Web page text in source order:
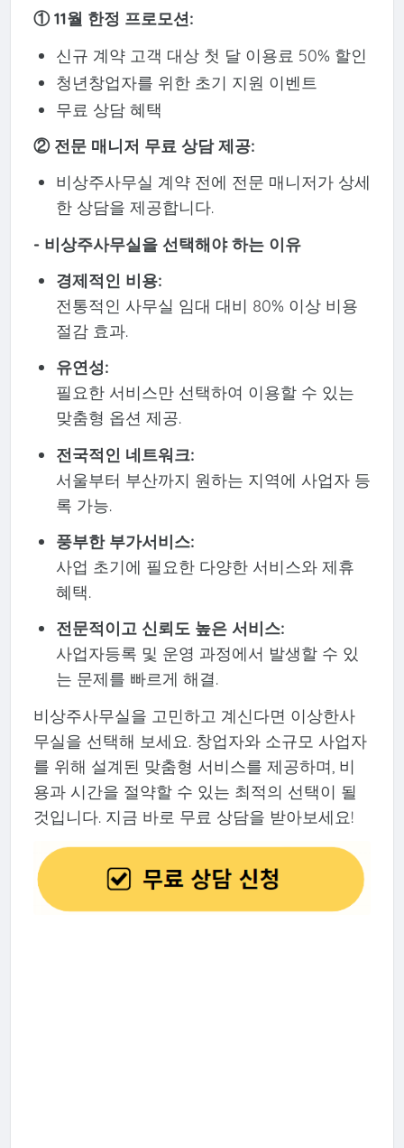
① 11월 한정 프로모션:
신규 계약 고객 대상 첫 달 이용료 50% 할인
청년창업자를 위한 초기 지원 이벤트
무료 상담 혜택
② 전문 매니저 무료 상담 제공:
비상주사무실 계약 전에 전문 매니저가 상세
한 상담을 제공합니다.
- 비상주사무실을 선택해야 하는 이유
경제적인 비용:
전통적인 사무실 임대 대비 80% 이상 비용
절감 효과.
유연성:
필요한 서비스만 선택하여 이용할 수 있는
맞춤형 옵션 제공.
전국적인 네트워크:
서울부터 부산까지 원하는 지역에 사업자 등
록 가능.
풍부한 부가서비스:
사업 초기에 필요한 다양한 서비스와 제휴
혜택.
전문적이고 신뢰도 높은 서비스:
사업자등록 및 운영 과정에서 발생할 수 있
는 문제를 빠르게 해결.
비상주사무실을 고민하고 계신다면 이상한사
무실을 선택해 보세요. 창업자와 소규모 사업자
를 위해 설계된 맞춤형 서비스를 제공하며, 비
용과 시간을 절약할 수 있는 최적의 선택이 될
것입니다. 지금 바로 무료 상담을 받아보세요!